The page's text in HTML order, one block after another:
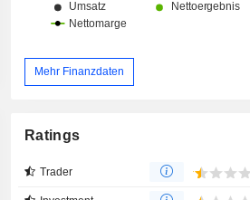
Mehr Finanzdaten
Ratings
Trader